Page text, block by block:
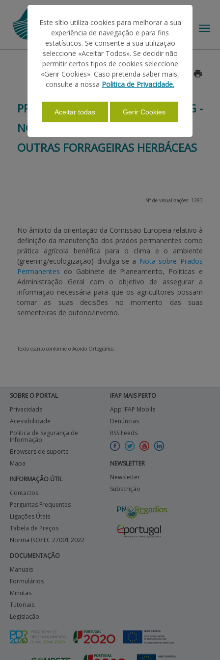
AJUDAS/APOIOS
INFORMAÇÕES
APOIO AO BENEFICIÁRIO
Entrar / Registar
PRADOS PERMANENTES GREENING -
NOVA DEFINIÇÃO DE ERVAS OU
OUTRAS FORRAGEIRAS HERBÁCEAS
Data: 2015/10/13
Nº de visualizações: 1283
No âmbito da orientação da Comissão Europeia relativo à
definição da manutenção dos prados permanentes como
prática agrícola benéfica para o clima e o ambiente
(greening/ecologização) divulga-se a Nota sobre Prados
Permanentes do Gabinete de Planeamento, Politicas e
Administração Geral com o objetivo de assegurar a
informação necessária para que os agricultores possam
tomar as suas decisões no momento das suas
sementeiras de outono/inverno.
Texto escrito conforme o Acordo Ortográfico.
SOBRE O PORTAL
Privacidade
Acessibilidade
Política de Segurança de
Informação
Browsers de suporte
Mapa
INFORMAÇÃO ÚTIL
Contactos
Perguntas Frequentes
Ligações Úteis
Tabela de Preços
Norma ISO/IEC 27001:2022
DOCUMENTAÇÃO
Manuais
Formulários
Minutas
Tutoriais
Legislação
IFAP MAIS PERTO
App IFAP Mobile
Denúncias
RSS Feeds
NEWSLETTER
Newsletter
Subscrição
Este sítio utiliza cookies para melhorar a sua
experiência de navegação e para fins
estatísticos. Se consente a sua utilização
seleccione «Aceitar Todos». Se decidir não
permitir certos tipos de cookies seleccione
«Gerir Cookies». Caso pretenda saber mais,
consulte a nossa Politica de Privacidade.
Aceitar todas Gerir Cookies